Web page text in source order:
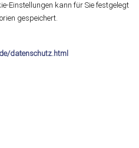
Einstellungen kann für Sie festgelegt
gespeichert.
datenschutz.html